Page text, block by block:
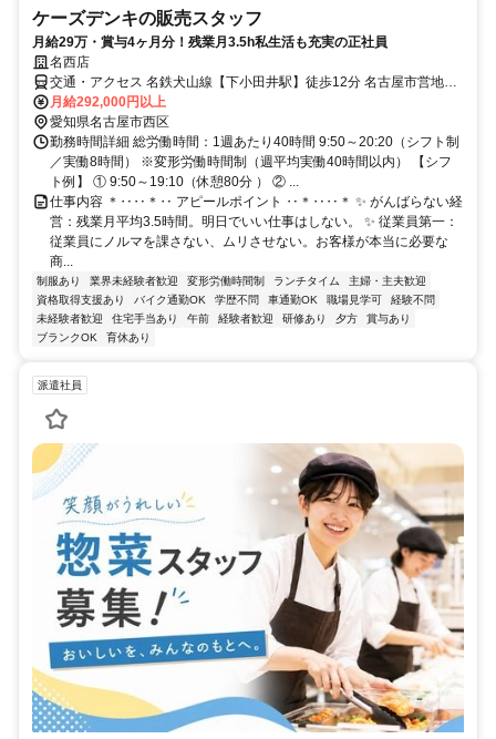
ケーズデンキの販売スタッフ
月給29万・賞与4ヶ月分！残業月3.5h私生活も充実の正社員
名西店
交通・アクセス 名鉄犬山線【下小田井駅】徒歩12分 名古屋市営地下
鉄鶴舞線【庄内通駅】徒歩で約16分
月給292,000円以上
愛知県名古屋市西区
勤務時間詳細 総労働時間：1週あたり40時間 9:50～20:20（シフト制
／実働8時間） ※変形労働時間制（週平均実働40時間以内） 【シフ
ト例】 ① 9:50～19:10（休憩80分 ） ② ...
仕事内容 ＊‥‥＊‥ アピールポイント ‥＊‥‥＊ ✨ がんばらない経
営：残業月平均3.5時間。明日でいい仕事はしない。 ✨ 従業員第一：
従業員にノルマを課さない、ムリさせない。お客様が本当に必要な
商...
制服あり 業界未経験者歓迎 変形労働時間制 ランチタイム
主婦・主夫歓迎
資格取得支援あり
バイク通勤OK 学歴不問 車通勤OK 職場見学可
経験不問
未経験者歓迎
住宅手当あり 午前 経験者歓迎 研修あり 夕方
賞与あり
ブランクOK
育休あり
派遣社員